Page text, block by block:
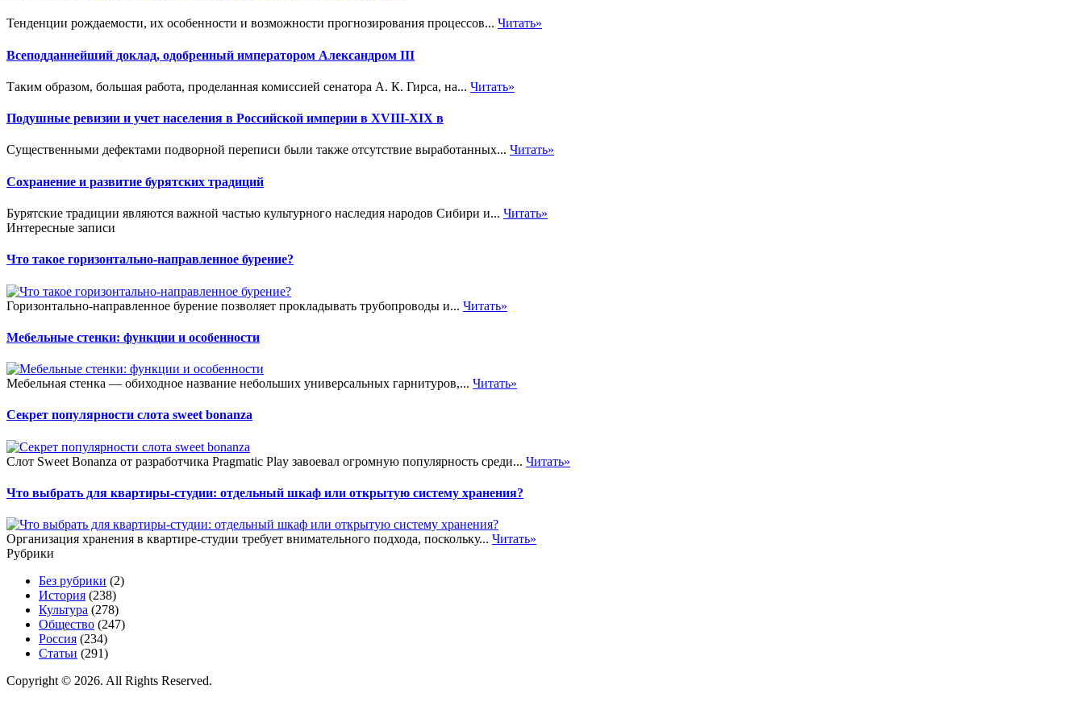
Тенденции рождаемости, их особенности и возможности прогнозирования процессов... Читать»
Всеподданнейший доклад, одобренный императором Александром III
Таким образом, большая работа, проделанная комиссией сенатора А. К. Гирса, на... Читать»
Подушные ревизии и учет населения в Российской империи в XVIII-XIX в
Существенными дефектами подворной переписи были также отсутствие выработанных... Читать»
Сохранение и развитие бурятских традиций
Бурятские традиции являются важной частью культурного наследия народов Сибири и... Читать»
Интересные записи
Что такое горизонтально-направленное бурение?
Горизонтально-направленное бурение позволяет прокладывать трубопроводы и... Читать»
Мебельные стенки: функции и особенности
Мебельная стенка — обиходное название небольших универсальных гарнитуров,... Читать»
Секрет популярности слота sweet bonanza
Слот Sweet Bonanza от разработчика Pragmatic Play завоевал огромную популярность среди... Читать»
Что выбрать для квартиры-студии: отдельный шкаф или открытую систему хранения?
Организация хранения в квартире-студии требует внимательного подхода, поскольку... Читать»
Рубрики
Без рубрики (2)
История (238)
Культура (278)
Общество (247)
Россия (234)
Статьи (291)
Copyright © 2026. All Rights Reserved.